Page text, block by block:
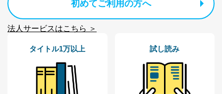
当社カスタマーQ＆
カスタマーQ＆Aサイトの投稿内容
サイトのサービス内容のご案内の
ｅメール等による商品、サービ
ス、キャンペーン等の広告に関す
採用応募者の方の
個人情報
初めてご利用の方へ
法人サービスはこちら ＞
タイトル1万以上 試し読み